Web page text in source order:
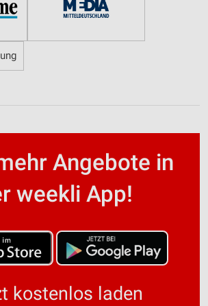
Angebote in
weekli App!
kostenlos laden